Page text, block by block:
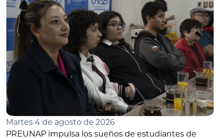
Martes 4 de agosto de 2026
PREUNAP impulsa los sueños de estudiantes de